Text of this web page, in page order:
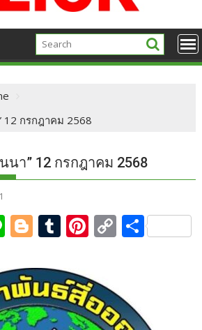
12 กรกฎาคม 2568
นนา” 12 กรกฎาคม 2568
Li
e
Bl
g
g
er
T
m
bl
r
Pi
er
e
st
C
y
Li
S